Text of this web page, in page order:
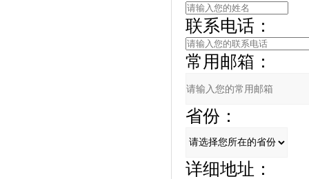
联系电话：
常用邮箱：
省份：
详细地址：